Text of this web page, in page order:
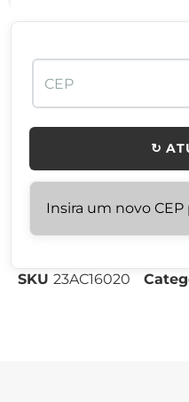
↻
Insira um novo
SKU 23AC16020